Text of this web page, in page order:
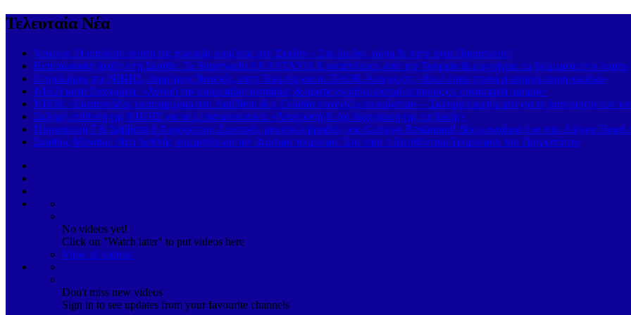
Τελευταία Νέα
Vesuvio: Η απόλυτη γεύση της ιταλικής κουζίνας στη Σκιάθο – Στο λιμάνι, τώρα & στην Αγία Παρασκευή!
Εντυπωσιακή άφιξη στη Σκιάθο: Το Superyacht ANASTASIA K κατέπλευσε από την Τουρκία & μαγνήτισε τα βλέμματα στο λιμάνι
Ο πρόεδρος της ΝΙΚΗΣ, Δημήτρης Νατσιός, στην Τούμπα για το ΠΑΟΚ-Άντερλεχτ: «Εκεί όπου χτυπά η ασπρόμαυρη καρδιά»
ΝΙΚΗ κατά Ζαχαράκη: «Αγνοεί την ευρωπαϊκή καταδίκη & κρατά χιλιάδες εκπαιδευτικούς σε εργασιακή ομηρία»
ΝΙΚΗ: «Εκατοντάδες εκατομμύρια στο AntiNero & η Ελλάδα συνεχίζει να καίγεται» – Σκληρά ερωτήματα για τη διαχείριση των
Σκληρή επίθεση της ΝΙΚΗΣ για το μεταναστευτικό: «Αποτροπή & όχι διαχείριση της εισβολής»
Παρασκευή 7 & Σάββατο 8 Αυγούστου: Ζωντανές μουσικές βραδιές στο Carnayo Restaurant! Δύο μοναδικά live στο Alkyon Hotel
Σκιάθος-Μονακό: Νέα διεθνής συμμαχία για τον βιώσιμο τουρισμό! Στο νησί η Διευθύντρια Τουρισμού του Πριγκιπάτου
No videos yet!
Click on "Watch later" to put videos here
View all videos
Don't miss new videos
Sign in to see updates from your favourite channels